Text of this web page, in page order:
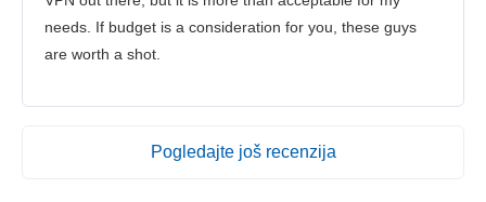
needs. If budget is a consideration for you, these guys
are worth a shot.
Pogledajte još recenzija